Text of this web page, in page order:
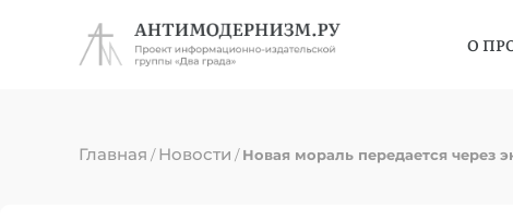
О
Главная /Новости /Новая мораль передается через